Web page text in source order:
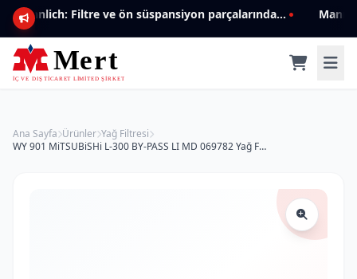
Mannlich: Filtre ve ön süspansiyon parçalarında genişleyen ürün yelpazesiyle kalite ve güven.
Ana Sayfa Ürünler Yağ Filtresi
WY 901 MiTSUBiSHi L-300 BY-PASS LI MD 069782 Yağ Filtresi